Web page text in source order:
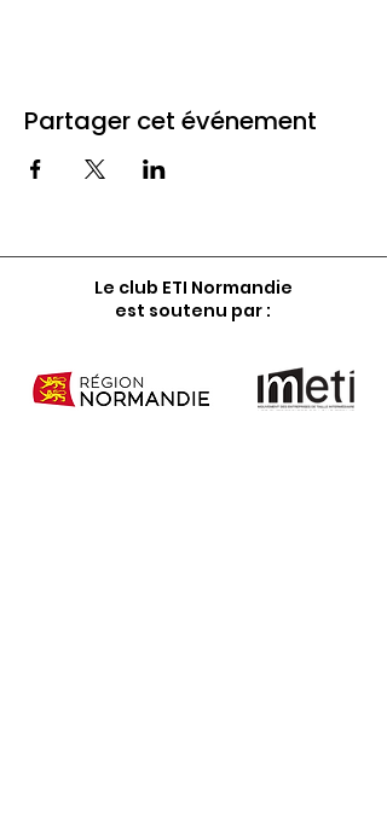
Partager cet événement
Le club ETI Normandie
est soutenu par :